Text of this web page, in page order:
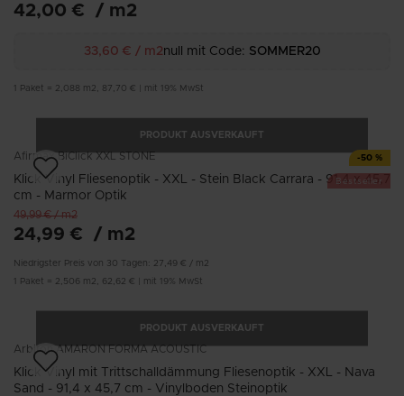
42,00 € / m2
33,60 € / m2null mit Code: SOMMER20
Paket = 2,088 m2 87,70 € mit 19% MwSt
PRODUKT AUSVERKAUFT
- 50 %
Bestseller
Afirmax BiClick XXL STONE
Klick Vinyl Fliesenoptik - XXL - Stein Black Carrara - 91,4 x 45,7
cm - Marmor Optik
49,99 €/m2
24,99 € / m2
Niedrigster Preis von 30 Tagen: 27,49 € / m2
Paket = 2,506 m2 62,62 € mit 19% MwSt
PRODUKT AUSVERKAUFT
Arbiton AMARON FORMA ACOUSTIC
Klick Vinyl mit Trittschalldämmung Fliesenoptik - XXL - Nava
Sand - 91,4 x 45,7 cm - Vinylboden Steinoptik